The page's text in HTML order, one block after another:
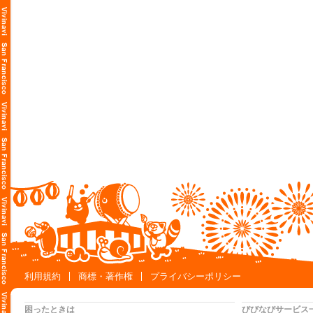
利用規約 商標・著作権 プライバシーポリシー
困ったときは びびなびサービス